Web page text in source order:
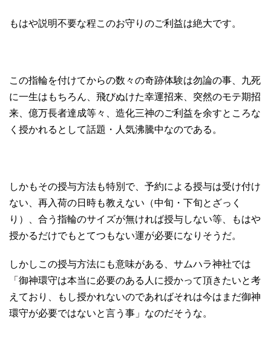
もはや説明不要な程このお守りのご利益は絶大です。
この指輪を付けてからの数々の奇跡体験は勿論の事、九死
に一生はもちろん、飛びぬけた幸運招来、突然のモテ期招
来、億万長者達成等々、造化三神のご利益を余すところな
く授かれるとして話題・人気沸騰中なのである。
しかもその授与方法も特別で、予約による授与は受け付け
ない、再入荷の日時も教えない（中旬・下旬とざっく
り）、合う指輪のサイズが無ければ授与しない等、もはや
授かるだけでもとてつもない運が必要になりそうだ。
しかしこの授与方法にも意味がある、サムハラ神社では
「御神環守は本当に必要のある人に授かって頂きたいと考
えており、もし授かれないのであればそれは今はまだ御神
環守が必要ではないと言う事」なのだそうな。